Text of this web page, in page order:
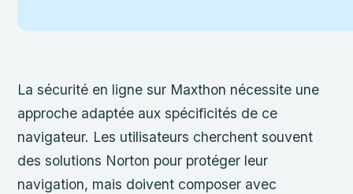
La sécurité en ligne sur Maxthon nécessite une
approche adaptée aux spécificités de ce
navigateur. Les utilisateurs cherchent souvent
des solutions Norton pour protéger leur
navigation, mais doivent composer avec